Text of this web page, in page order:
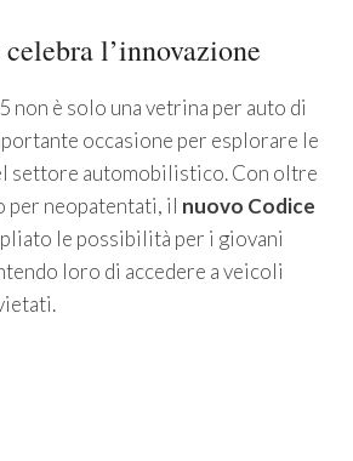
l’innovazione
non è solo una vetrina per auto di
occasione per esplorare le
settore automobilistico. Con oltre
per neopatentati, il nuovo Codice
le possibilità per i giovani
loro di accedere a veicoli